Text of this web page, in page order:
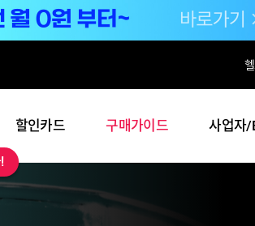
할인카드 구매가이드 사업자/